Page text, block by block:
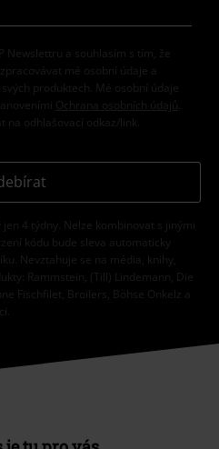
Newslettru a souhlasím s tím, že
mé osobní údaje a
produktech. Mé osobní údaje
Ochrana osobních údajů
na odhlašovací odkaz/link.
4 týdny. Nelze kombinovat s jinými
kódu bude sleva automaticky
Nevztahuje se na média, knihy,
Rammstein, (Till) Lindemann, Die
Fischfilet, Broilers, Böhse Onkelz a